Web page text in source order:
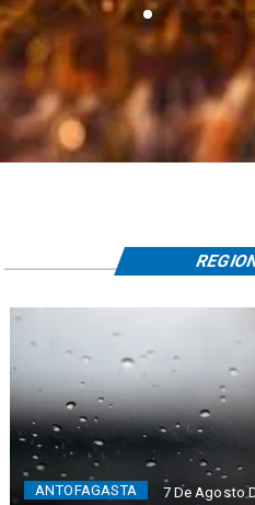
ANTOFAGASTA 7 De Agosto